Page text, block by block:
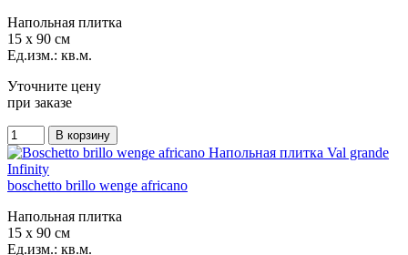
Напольная плитка
15 x 90 см
Ед.изм.: кв.м.
Уточните цену
при заказе
boschetto brillo wenge africano
Напольная плитка
15 x 90 см
Ед.изм.: кв.м.